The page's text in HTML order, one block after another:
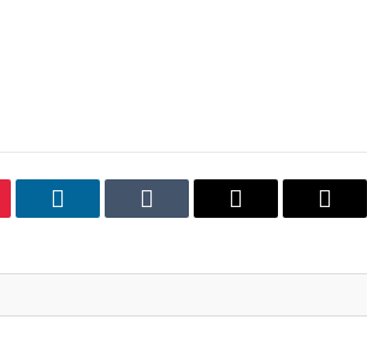
LinkedInTumblr Email
Copy